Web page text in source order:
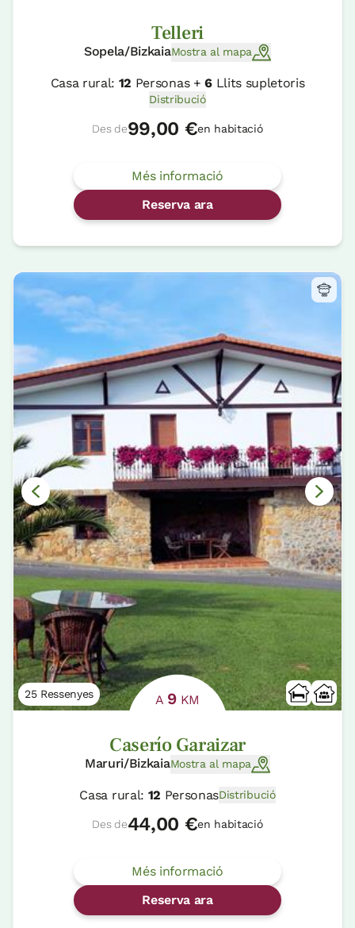
Telleri
Sopela/BizkaiaMostra al mapa
Casa rural: 12 Personas +6Llits supletoris
Distribució
Des de99,00 €en habitació
Més informació
Reserva ara
25 Ressenyes A 9 KM
Caserío Garaizar
Maruri/BizkaiaMostra al mapa
Casa rural: 12 PersonasDistribució
Des de44,00 €en habitació
Més informació
Reserva ara